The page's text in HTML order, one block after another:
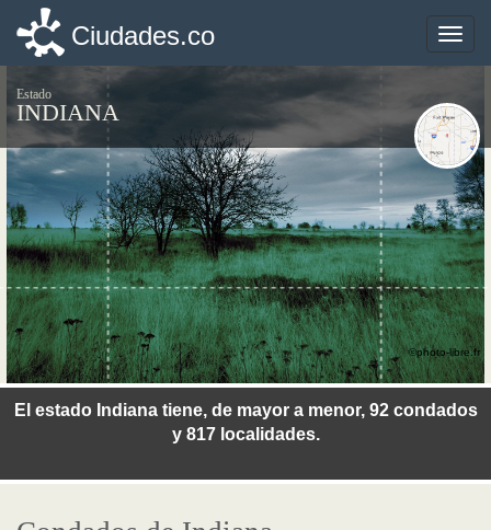
Toggle
Ciudades.co
Estado
INDIANA
El estado Indiana tiene, de mayor a menor, 92 condados
y 817 localidades.
©photo-libre.fr
Toggle
Ciudades.co